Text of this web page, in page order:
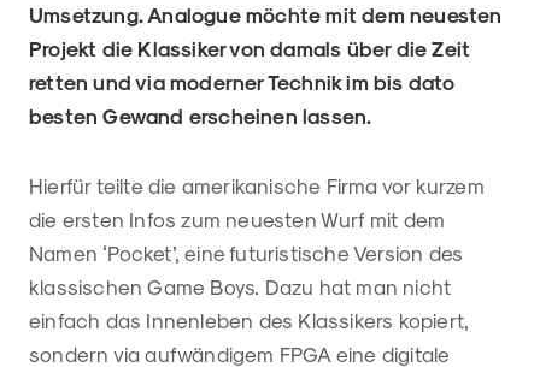
Umsetzung. Analogue möchte mit dem neuesten
Projekt die Klassiker von damals über die Zeit
retten und via moderner Technik im bis dato
besten Gewand erscheinen lassen.
Hierfür teilte die amerikanische Firma vor kurzem
die ersten Infos zum neuesten Wurf mit dem
Namen ‘Pocket’, eine futuristische Version des
klassischen Game Boys. Dazu hat man nicht
einfach das Innenleben des Klassikers kopiert,
sondern via aufwändigem FPGA eine digitale